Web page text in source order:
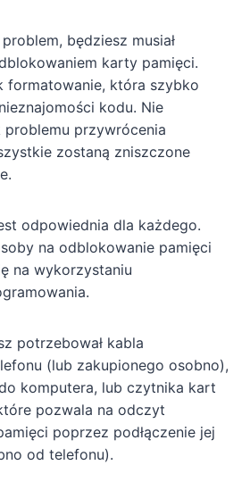
będziesz musiał
karty pamięci.
formatowanie, która szybko
kodu. Nie
przywrócenia
zostaną zniszczone
odpowiednia dla każdego.
na odblokowanie pamięci
na wykorzystaniu
potrzebował kabla
(lub zakupionego osobno),
komputera, lub czytnika kart
pozwala na odczyt
poprzez podłączenie jej
od telefonu).